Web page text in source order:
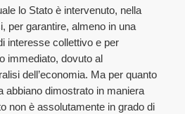
lo Stato è intervenuto, nella
per garantire, almeno in una
interesse collettivo e per
immediato, dovuto al
dell’economia. Ma per quanto
abbiano dimostrato in maniera
non è assolutamente in grado di